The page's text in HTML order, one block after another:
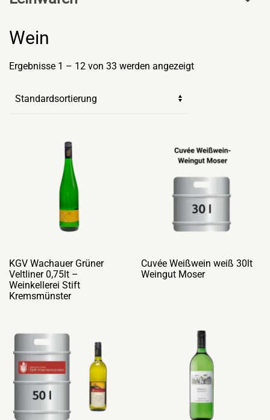
Wein
Ergebnisse 1 – 12 von 33 werden angezeigt
KGV Wachauer Grüner
Veltliner 0,75lt –
Weinkellerei Stift
Kremsmünster
Cuvée Weißwein weiß 30lt
Weingut Moser